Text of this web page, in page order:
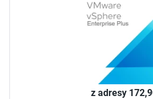
z adresy